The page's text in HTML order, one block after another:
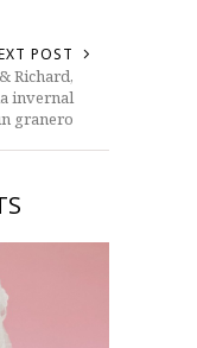
POST
Richard,
invernal
granero